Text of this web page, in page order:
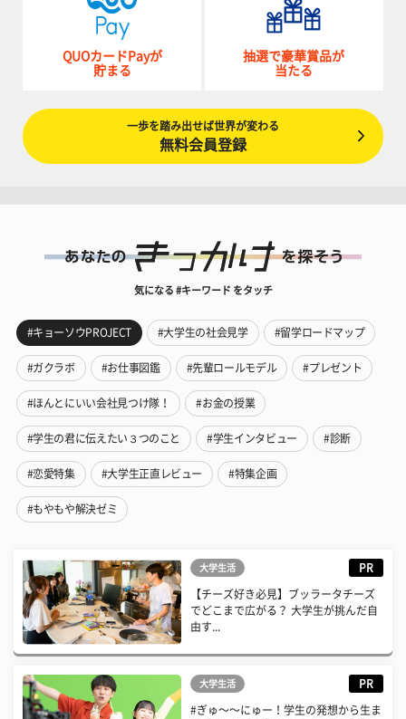
QUOカードPayが
貯まる
抽選で豪華賞品が
当たる
一歩を踏み出せば世界が変わる
無料会員登録
気になる #キーワード をタッチ
#キョーソウPROJECT #大学生の社会見学 #留学ロードマップ
#ガクラボ #お仕事図鑑 #先輩ロールモデル #プレゼント
#ほんとにいい会社見つけ隊！ #お金の授業
#学生の君に伝えたい３つのこと #学生インタビュー #診断
#恋愛特集 #大学生正直レビュー #特集企画
#もやもや解決ゼミ
大学生活 PR
【チーズ好き必見】ブッラータチーズ
でどこまで広がる？ 大学生が挑んだ自
由す...
大学生活 PR
#ぎゅ〜〜にゅー！学生の発想から生ま